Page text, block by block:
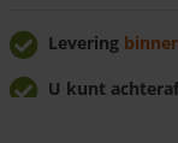
aantal
Levering
U kunt